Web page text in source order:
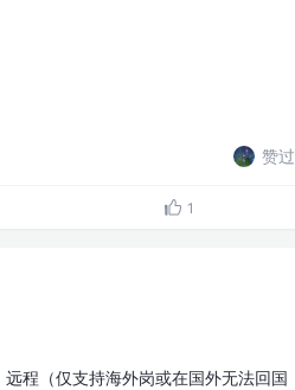
赞过
1
程（仅支持海外岗或在国外无法回国